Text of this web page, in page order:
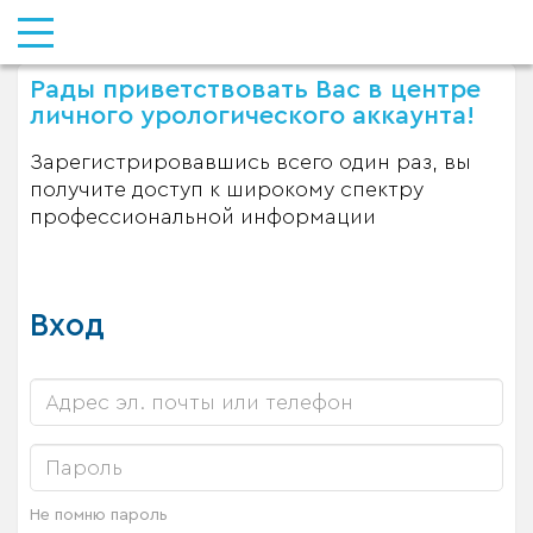
Рады приветствовать Вас в центре
личного урологического аккаунта!
Зарегистрировавшись всего один раз, вы
получите доступ к широкому спектру
профессиональной информации
Вход
Не помню пароль